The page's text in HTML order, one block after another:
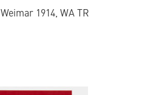
, Weimar 1914, WA TR